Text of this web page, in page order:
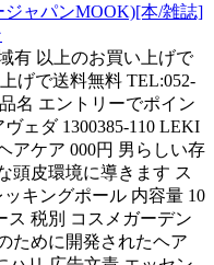
ジャパンMOOK)[本/雑誌]
有 以上のお買い上げで
げで送料無料 TEL:052-
名 エントリーでポイン
ェダ 1300385-110 LEKI
アケア 000円 男らしい存
頭皮環境に導きます ス
キングポール 内容量 10
ス 税別 コスメガーデン
ために開発されたヘア